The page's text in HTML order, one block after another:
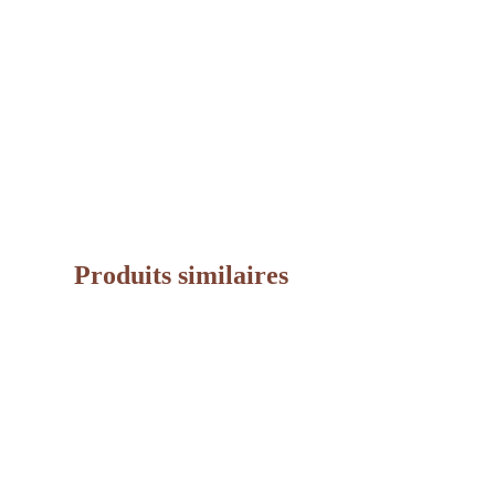
Produits similaires